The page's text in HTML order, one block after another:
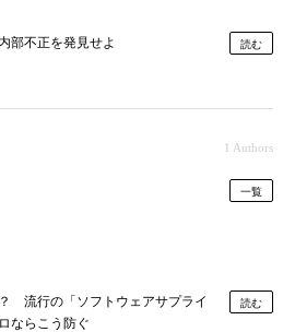
部不正を発見せよ 読む
1 Authors
一覧
流行の「ソフトウェアサプライ
ならこう防ぐ
読む